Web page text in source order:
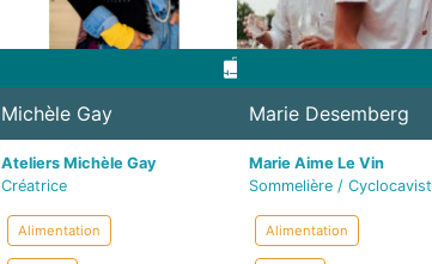
Michèle Gay
Ateliers Michèle Gay
Créatrice
Alimentation
Marie Desemberg
Marie Aime Le Vin
Sommelière /
Alimentation